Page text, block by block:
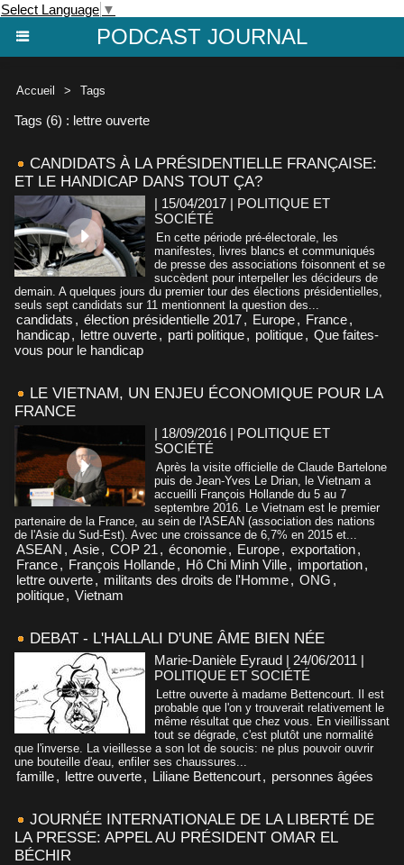
Select Language ▼
PODCAST JOURNAL
Accueil > Tags
Tags (6) : lettre ouverte
CANDIDATS À LA PRÉSIDENTIELLE FRANÇAISE:
ET LE HANDICAP DANS TOUT ÇA?
| 15/04/2017 | POLITIQUE ET
SOCIÉTÉ
En cette période pré-électorale, les
manifestes, livres blancs et communiqués
de presse des associations foisonnent et se
succèdent pour interpeller les décideurs de
demain. A quelques jours du premier tour des élections présidentielles,
seuls sept candidats sur 11 mentionnent la question des...
candidats , élection présidentielle 2017, Europe, France,
handicap, lettre ouverte, parti politique, politique, Que faites-
vous pour le handicap
LE VIETNAM, UN ENJEU ÉCONOMIQUE POUR LA
FRANCE
| 18/09/2016 | POLITIQUE ET
SOCIÉTÉ
Après la visite officielle de Claude Bartelone
puis de Jean-Yves Le Drian, le Vietnam a
accueilli François Hollande du 5 au 7
septembre 2016. Le Vietnam est le premier
partenaire de la France, au sein de l'ASEAN (association des nations
de l'Asie du Sud-Est). Avec une croissance de 6,7% en 2015 et...
ASEAN , Asie, COP 21 , économie, Europe, exportation,
France, François Hollande, Hô Chi Minh Ville, importation,
lettre ouverte, militants des droits de l'Homme, ONG ,
politique, Vietnam
DEBAT - L'HALLALI D'UNE ÂME BIEN NÉE
Marie-Danièle Eyraud | 24/06/2011 |
POLITIQUE ET SOCIÉTÉ
Lettre ouverte à madame Bettencourt. Il est
probable que l'on y trouverait relativement le
même résultat que chez vous. En vieillissant
tout se dégrade, c'est plutôt une normalité
que l'inverse. La vieillesse a son lot de soucis: ne plus pouvoir ouvrir
une bouteille d'eau, enfiler ses chaussures...
famille, lettre ouverte, Liliane Bettencourt, personnes âgées
JOURNÉE INTERNATIONALE DE LA LIBERTÉ DE
LA PRESSE: APPEL AU PRÉSIDENT OMAR EL
BÉCHIR